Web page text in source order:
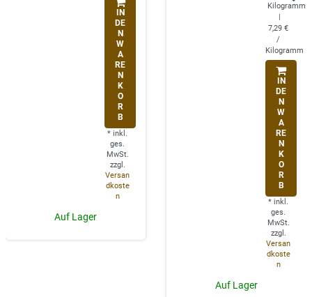
IN
DE
N
W
A
RE
N
K
O
R
B
* inkl.
ges.
MwSt.
zzgl.
Versan
dkoste
n
Auf Lager
Kilogramm
|
7,29 €
/
Kilogramm
IN
DE
N
W
A
RE
N
K
O
R
B
* inkl.
ges.
MwSt.
zzgl.
Versan
dkoste
n
Auf Lager